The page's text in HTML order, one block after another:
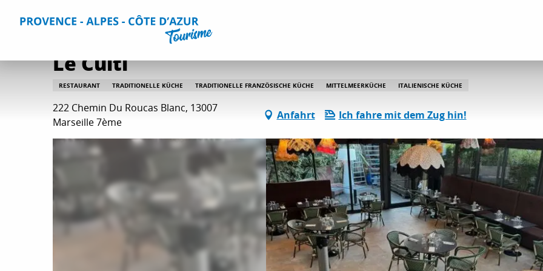
Home Aufenthalt Restaurants Alle Restaurants
Le Culti
RESTAURANT TRADITIONELLE KÜCHE TRADITIONELLE FRANZÖSISCHE KÜCHE MITTELMEERKÜCHE ITALIENISCHE KÜCHE
222 Chemin Du Roucas Blanc, 13007
Marseille 7ème
Anfahrt Ich fahre mit dem Zug hin!